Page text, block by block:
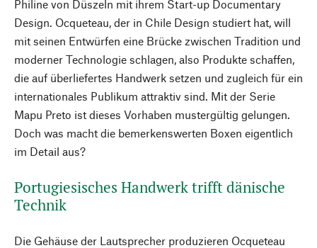
Philine von Düszeln mit ihrem Start-up Documentary
Design. Ocqueteau, der in Chile Design studiert hat, will
mit seinen Entwürfen eine Brücke zwischen Tradition und
moderner Technologie schlagen, also Produkte schaffen,
die auf überliefertes Handwerk setzen und zugleich für ein
internationales Publikum attraktiv sind. Mit der Serie
Mapu Preto ist dieses Vorhaben mustergültig gelungen.
Doch was macht die bemerkenswerten Boxen eigentlich
im Detail aus?
Portugiesisches Handwerk trifft dänische
Technik
Die Gehäuse der Lautsprecher produzieren Ocqueteau